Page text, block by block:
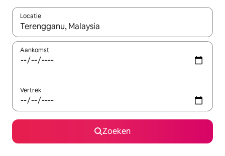
Locatie
Wanneer er resultaten beschikbaar zijn, maak je een keuze
Aankomst
Vertrek
Zoeken